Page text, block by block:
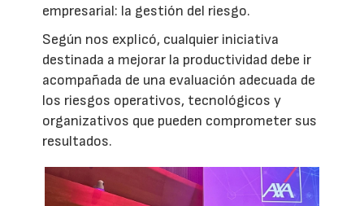
empresarial: la gestión del riesgo.
Según nos explicó, cualquier iniciativa
destinada a mejorar la productividad debe ir
acompañada de una evaluación adecuada de
los riesgos operativos, tecnológicos y
organizativos que pueden comprometer sus
resultados.